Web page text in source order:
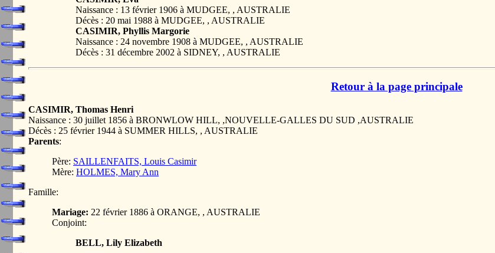
Naissance : 13 février 1906 à MUDGEE, , AUSTRALIE
Décès : 20 mai 1988 à MUDGEE, , AUSTRALIE
CASIMIR, Phyllis Margorie
Naissance : 24 novembre 1908 à MUDGEE, , AUSTRALIE
Décès : 31 décembre 2002 à SIDNEY, , AUSTRALIE
Retour à la page principale
CASIMIR, Thomas Henri
Naissance : 30 juillet 1856 à BRONWLOW HILL, ,NOUVELLE-GALLES DU SUD ,AUSTRALIE
Décès : 25 février 1944 à SUMMER HILLS, , AUSTRALIE
Parents:
Père: SAILLENFAITS, Louis Casimir
Mère: HOLMES, Mary Ann
Famille:
Mariage: 22 février 1886 à ORANGE, , AUSTRALIE
Conjoint:
BELL, Lily Elizabeth